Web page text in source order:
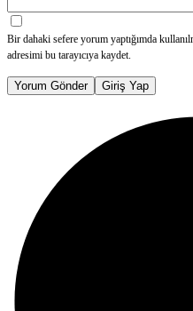
Bir dahaki sefere yorum yaptığımda
adresimi bu tarayıcıya kaydet.
Yorum Gönder Giriş Yap